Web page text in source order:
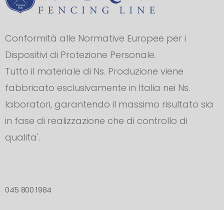
Conformità alle Normative Europee per i
Dispositivi di Protezione Personale.
Tutto il materiale di Ns. Produzione viene
fabbricato esclusivamente in Italia nei Ns.
laboratori, garantendo il massimo risultato sia
in fase di realizzazione che di controllo di
qualita'.
045 800 1984